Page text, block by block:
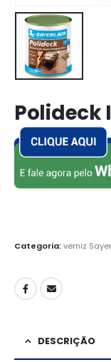
Polideck
Categoria:verniz
DESCRIÇÃO